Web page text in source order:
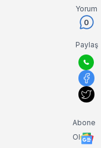
Yorum
0
Paylaş
Abone
Ol